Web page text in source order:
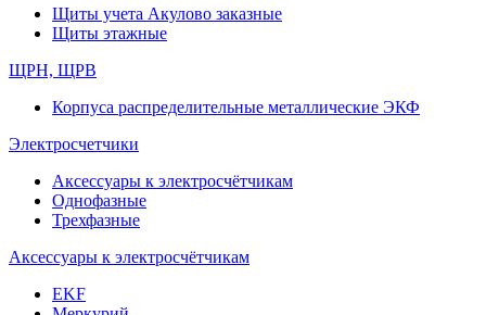
Щиты учета Акулово заказные
Щиты этажные
ЩРН, ЩРВ
Корпуса распределительные металлические ЭКФ
Электросчетчики
Аксессуары к электросчётчикам
Однофазные
Трехфазные
Аксессуары к электросчётчикам
EKF